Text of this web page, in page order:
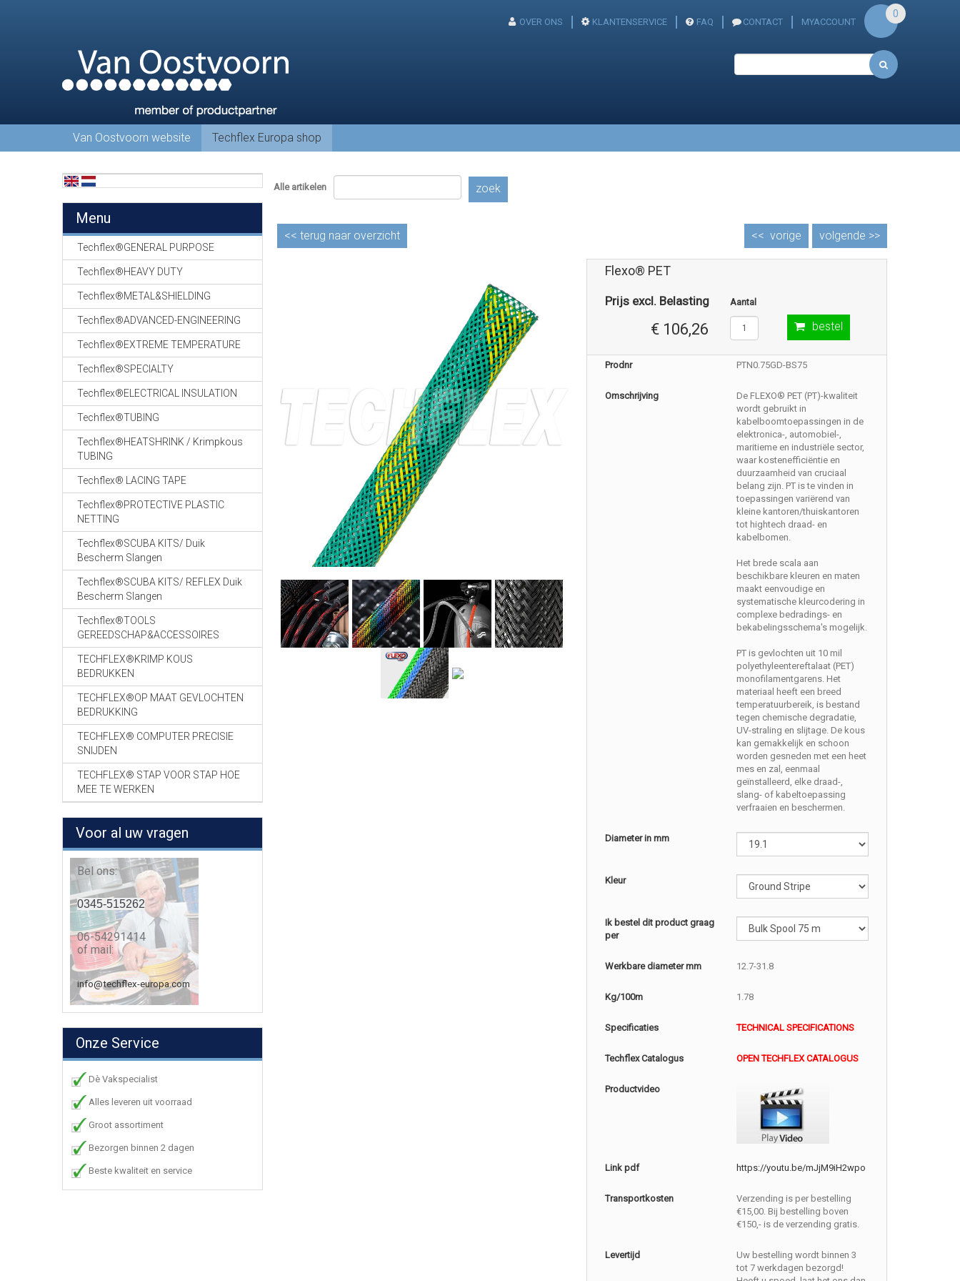
OVER ONS KLANTENSERVICE FAQ CONTACT MYACCOUNT
0
Van Oostvoorn website Techflex Europa shop
Menu
Techflex®GENERAL PURPOSE
Techflex®HEAVY DUTY
Techflex®METAL&SHIELDING
Techflex®ADVANCED-ENGINEERING
Techflex®EXTREME TEMPERATURE
Techflex®SPECIALTY
Techflex®ELECTRICAL INSULATION
Techflex®TUBING
Techflex®HEATSHRINK / Krimpkous
TUBING
Techflex® LACING TAPE
Techflex®PROTECTIVE PLASTIC
NETTING
Techflex®SCUBA KITS/ Duik
Bescherm Slangen
Techflex®SCUBA KITS/ REFLEX Duik
Bescherm Slangen
Techflex®TOOLS
GEREEDSCHAP&ACCESSOIRES
TECHFLEX®KRIMP KOUS
BEDRUKKEN
TECHFLEX®OP MAAT GEVLOCHTEN
BEDRUKKING
TECHFLEX® COMPUTER PRECISIE
SNIJDEN
TECHFLEX® STAP VOOR STAP HOE
MEE TE WERKEN
Voor al uw vragen
Bel ons:
0345-515262
06-54291414
of mail:
info@techflex-europa.com
Onze Service
Dè Vakspecialist
Alles leveren uit voorraad
Groot assortiment
Bezorgen binnen 2 dagen
Beste kwaliteit en service
Alle artikelen zoek
<< terug naar overzicht volgende >>
<< vorige
Flexo® PET
Prijs excl. Belasting
€ 106,26
Aantal
bestel
Prodnr PTN0.75GD-BS75
Omschrijving
De FLEXO® PET (PT)-kwaliteit
wordt gebruikt in
kabelboomtoepassingen in de
elektronica-, automobiel-,
maritieme en industriële sector,
waar kostenefficiëntie en
duurzaamheid van cruciaal
belang zijn. PT is te vinden in
toepassingen variërend van
kleine kantoren/thuiskantoren
tot hightech draad- en
kabelbomen.
Het brede scala aan
beschikbare kleuren en maten
maakt eenvoudige en
systematische kleurcodering in
complexe bedradings- en
bekabelingsschema's mogelijk.
PT is gevlochten uit 10 mil
polyethyleentereftalaat (PET)
monofilamentgarens. Het
materiaal heeft een breed
temperatuurbereik, is bestand
tegen chemische degradatie,
UV-straling en slijtage. De kous
kan gemakkelijk en schoon
worden gesneden met een heet
mes en zal, eenmaal
geïnstalleerd, elke draad-,
slang- of kabeltoepassing
verfraaien en beschermen.
Diameter in mm
Kleur
Ik bestel dit product graag
per
Werkbare diameter mm 12.7-31.8
Kg/100m 1.78
Specificaties TECHNICAL SPECIFICATIONS
Techflex Catalogus OPEN TECHFLEX CATALOGUS
Productvideo
Link pdf https://youtu.be/mJjM9iH2wpo
Transportkosten
Verzending is per bestelling
€15,00. Bij bestelling boven
€150,- is de verzending gratis.
Levertijd
Uw bestelling wordt binnen 3
tot 7 werkdagen bezorgd!